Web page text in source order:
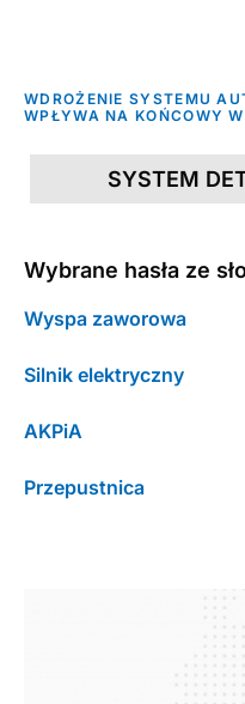
WDROŻENIE SYSTEMU
WPŁYWA NA KOŃCOWY
SYSTEM
Wybrane hasła ze
Wyspa zaworowa
Silnik elektryczny
AKPiA
Przepustnica